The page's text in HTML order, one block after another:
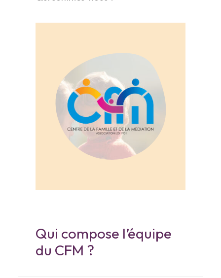
Qui compose l’équipe
du CFM ?